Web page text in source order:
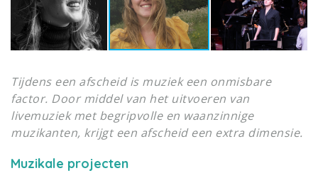
Tijdens een afscheid is muziek een onmisbare
factor. Door middel van het uitvoeren van
livemuziek met begripvolle en waanzinnige
muzikanten, krijgt een afscheid een extra dimensie.
Muzikale projecten